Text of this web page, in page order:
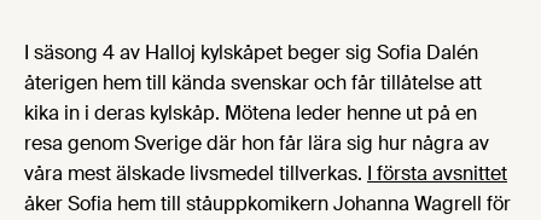
I säsong 4 av Halloj kylskåpet beger sig Sofia Dalén
återigen hem till kända svenskar och får tillåtelse att
kika in i deras kylskåp. Mötena leder henne ut på en
resa genom Sverige där hon får lära sig hur några av
våra mest älskade livsmedel tillverkas. I första avsnittet
åker Sofia hem till ståuppkomikern Johanna Wagrell för